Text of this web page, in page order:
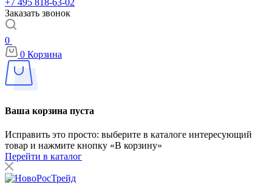
Заказать звонок
0
0 Корзина
Ваша корзина пуста
Исправить это просто: выберите в каталоге интересующий
товар и нажмите кнопку «В корзину»
Перейти в каталог